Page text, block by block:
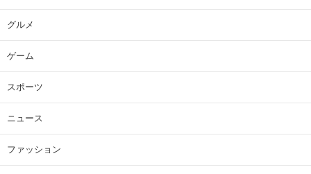
グルメ
ゲーム
スポーツ
ニュース
ファッション